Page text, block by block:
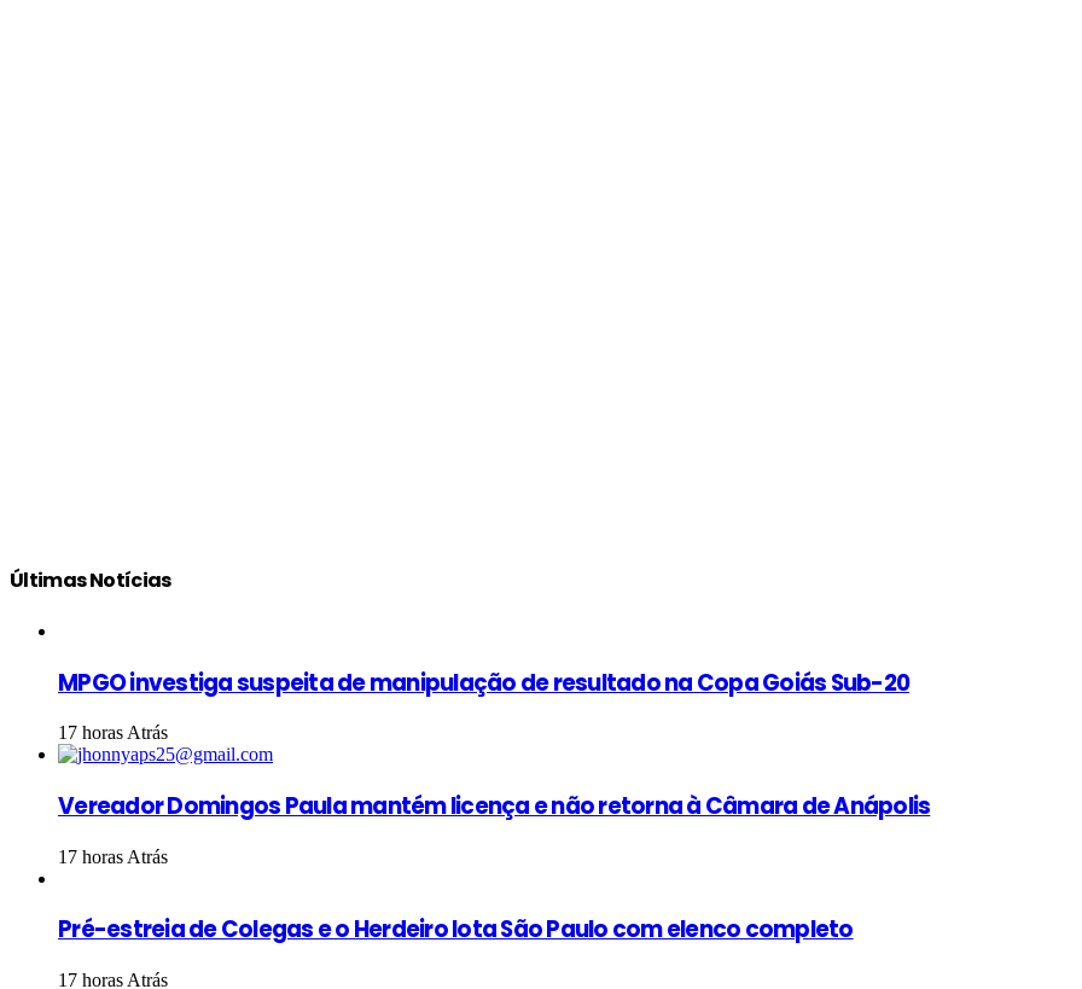
Últimas Notícias
MPGO investiga suspeita de manipulação de resultado na Copa Goiás Sub-20
17 horas Atrás
Vereador Domingos Paula mantém licença e não retorna à Câmara de Anápolis
17 horas Atrás
Pré-estreia de Colegas e o Herdeiro lota São Paulo com elenco completo
17 horas Atrás